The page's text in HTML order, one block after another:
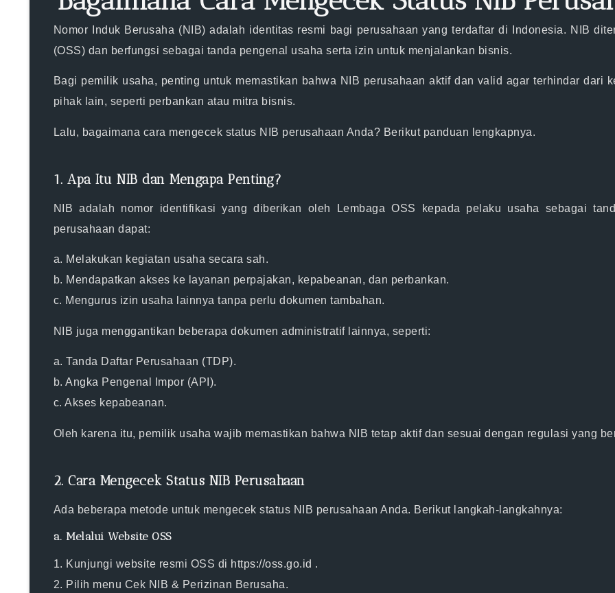
Nomor Induk Berusaha (NIB) adalah identitas resmi bagi perusahaan yang terdaftar di Indonesia. NIB
(OSS) dan berfungsi sebagai tanda pengenal usaha serta izin untuk menjalankan bisnis.
Bagi pemilik usaha, penting untuk memastikan bahwa NIB perusahaanaktif dan valid agar terhindar dari
pihak lain, seperti perbankan atau mitra bisnis.
Lalu, bagaimana cara mengecek status NIB perusahaan Anda? Berikut panduan lengkapnya.
1. Apa Itu NIB dan Mengapa Penting?
NIB adalah nomor identifikasi yang diberikan oleh Lembaga OSS kepada pelaku usaha sebagai
perusahaan dapat:
a. Melakukan kegiatan usaha secara sah.
b. Mendapatkan akses ke layanan perpajakan, kepabeanan, dan perbankan.
c. Mengurus izin usaha lainnya tanpa perlu dokumen tambahan.
NIB juga menggantikan beberapa dokumen administratif lainnya, seperti:
a. Tanda Daftar Perusahaan (TDP).
b. Angka Pengenal Impor (API).
c. Akses kepabeanan.
Oleh karena itu, pemilik usaha wajib memastikan bahwa NIB tetap aktif dan sesuai dengan regulasi yang
2. Cara Mengecek Status NIB Perusahaan
Ada beberapa metode untuk mengecek status NIB perusahaan Anda. Berikut langkah-langkahnya:
a. Melalui Website OSS
1. Kunjungi website resmi OSS di https://oss.go.id .
2. Pilih menu Cek NIB & Perizinan Berusaha.